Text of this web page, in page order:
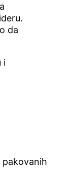
da
i
pakovanih